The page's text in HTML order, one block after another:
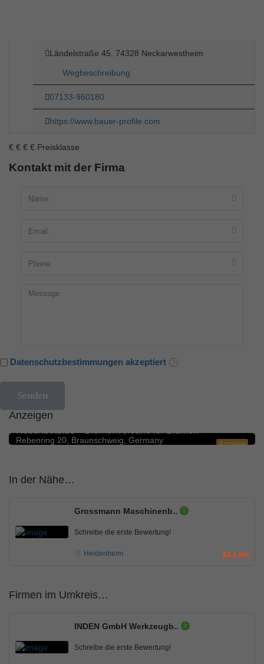
Ländelstraße 45, 74328 Neckarwestheim
Wegbeschreibung
07133-960180
https://www.bauer-profile.com
€ € € € Preisklasse
Kontakt mit der Firma
Datenschutzbestimmungen akzeptiert
Anzeigen
Anzeige
Blumengeschäfte
Rebenring 20, Braunschweig, Germany
In der Nähe…
Grossmann Maschinenb..
Schreibe die erste Bewertung!
Heidenheim 82.1 km
Firmen im Umkreis…
INDEN GmbH Werkzeugb..
Schreibe die erste Bewertung!